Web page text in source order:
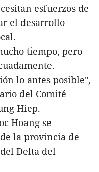
esfuerzos de
el desarrollo
tiempo, pero
lo antes posible",
del Comité
Hiep.
Hoang se
la provincia de
Delta del